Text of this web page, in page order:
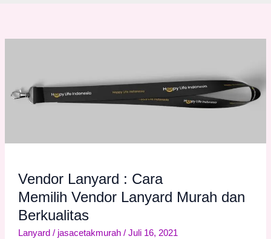
Vendor Lanyard : Cara
Memilih Vendor Lanyard Murah dan
Berkualitas
Lanyard / jasacetakmurah / Juli 16, 2021
Cara
Memilih Vendor